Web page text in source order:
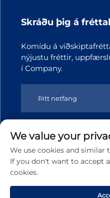
Skráðu þig á
Komídu á
nýjustu fréttir,
í Company.
Höfundarréttur © 2025
Technology co.,Ltd. Á
um persónuupplýsingar
We value your
We use cookies and similar
If you don't want to accept
cookies.